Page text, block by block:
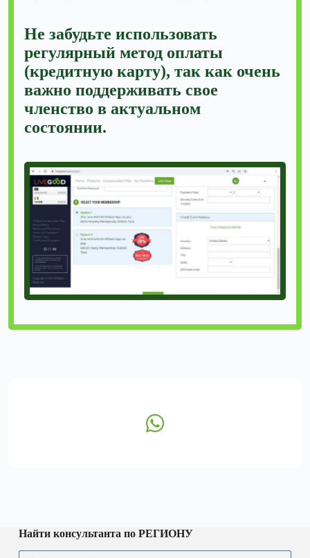
Не забудьте использовать
регулярный метод оплаты
(кредитную карту), так как очень
важно поддерживать свое
членство в актуальном
состоянии.
Найти консультанта по РЕГИОНУ